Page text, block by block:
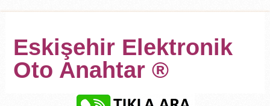
Eskişehir Elektronik
Oto Anahtar ®